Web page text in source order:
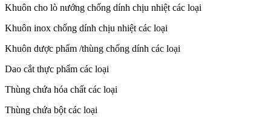
Khuôn cho lò nướng chống dính chịu nhiệt các loại
Khuôn inox chống dính chịu nhiệt các loại
Khuôn dược phẩm /thùng chống dính các loại
Dao cắt thực phẩm các loại
Thùng chứa hóa chất các loại
Thùng chứa bột các loại